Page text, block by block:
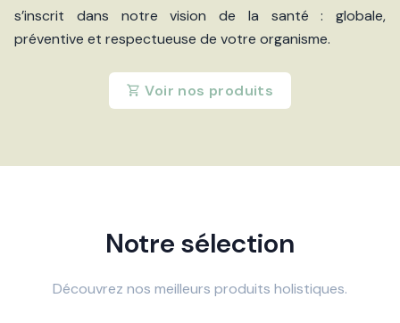
s’inscrit dans notre vision de la santé : globale,
préventive et respectueuse de votre organisme.
Voir nos produits
Notre sélection
Découvrez nos meilleurs produits holistiques.